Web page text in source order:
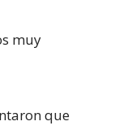
muy
que